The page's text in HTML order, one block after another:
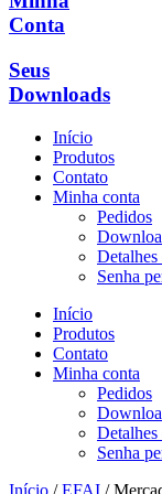
Conta
Seus
Downloads
Início
Produtos
Contato
Minha conta
Pedidos
Detalhes
Senha
Início
Produtos
Contato
Minha conta
Pedidos
Detalhes
Senha
Início /EFAI /